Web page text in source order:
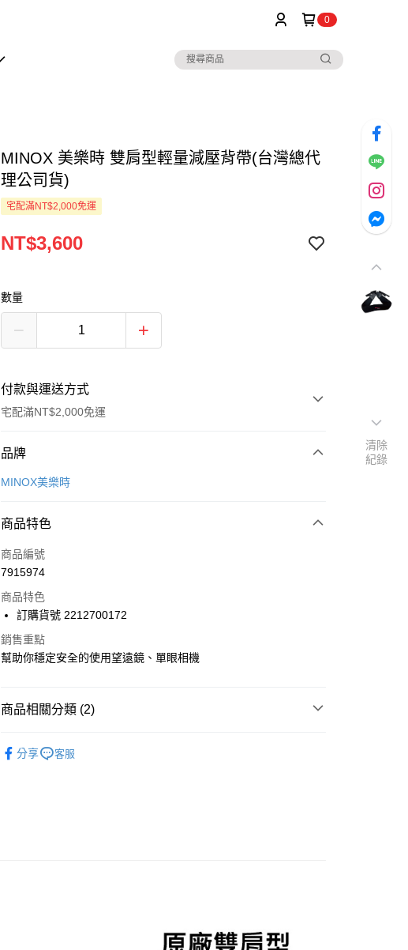
0
MINOX 美樂時 雙肩型輕量減壓背帶(台灣總代
理公司貨)
宅配滿NT$2,000免運
NT$3,600
數量
付款與運送方式
宅配滿NT$2,000免運
付款方式
信用卡一次付款
ATM付款
運送方式
郵寄到府(台灣本島適用)
台灣離島寄送(基本運費100元+離島加收80元)
品牌
MINOX美樂時
商品特色
商品編號
7915974
商品特色
訂購貨號 2212700172
銷售重點
幫助你穩定安全的使用望遠鏡、單眼相機
商品相關分類 (2)
分享 客服
清除
紀錄